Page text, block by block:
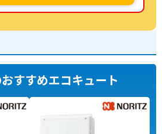
すすめエコキュート